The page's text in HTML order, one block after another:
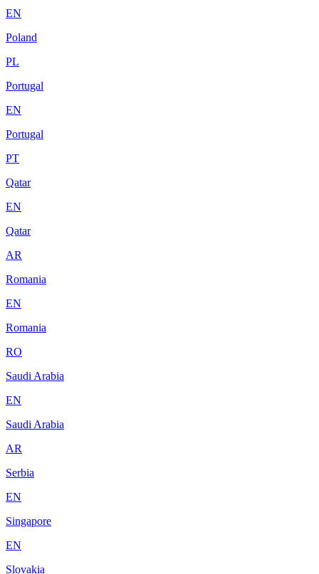
EN
Poland
PL
Portugal
EN
Portugal
PT
Qatar
EN
Qatar
AR
Romania
EN
Romania
RO
Saudi Arabia
EN
Saudi Arabia
AR
Serbia
EN
Singapore
EN
Slovakia